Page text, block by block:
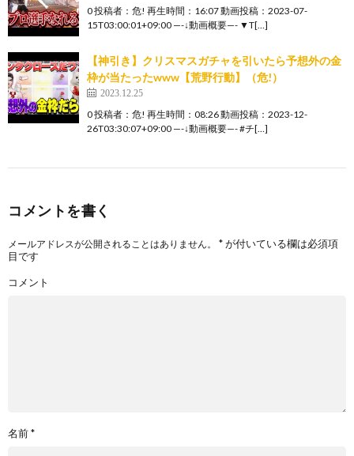
0 投稿者：危! 再生時間：16:07 動画投稿：2023-07-
15T03:00:01+09:00 —-↓動画概要—- ▼T[…]
【神引き】クリスマスガチャを引いたら予想外の金
枠が当たったwww【荒野行動】（危!）
2023.12.25
0 投稿者：危! 再生時間：08:26 動画投稿：2023-12-
26T03:30:07+09:00 —-↓動画概要—- #チ[…]
コメントを書く
メールアドレスが公開されることはありません。 *が付いている欄は必須項
目です
コメント
名前*